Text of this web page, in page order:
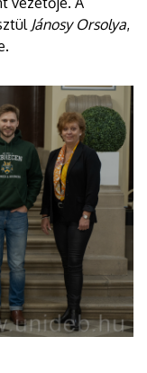
Jánosy Orsolya,